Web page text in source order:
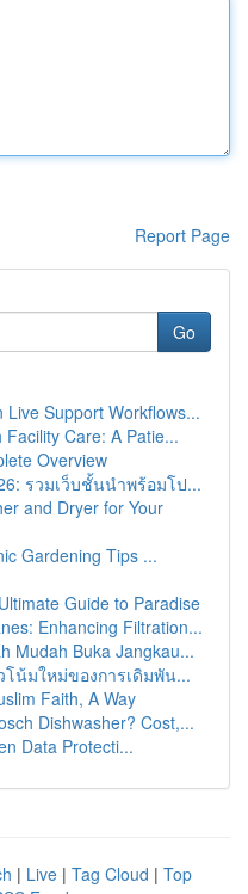
Report Page
Go
Support Workflows...
Care: A Patie...
Overview
รวมเว็บชั้นนำพร้อมโป...
and Dryer for Your
Gardening Tips ...
Guide to Paradise
Enhancing Filtration...
Mudah Buka Jangkau...
น้มใหม่ของการเดิมพัน...
Faith, A Way
Dishwasher? Cost,...
Data Protecti...
| Live | Tag Cloud | Top